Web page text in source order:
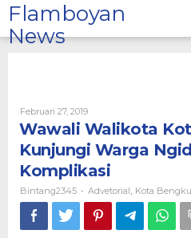
Lewati
ke
konten
Flamboyan
News
Februari 27, 2019Oleh
Bintang2345
Wawali Walikota
Kunjungi Warga
Komplikasi
Bintang2345 - Advetorial Kota